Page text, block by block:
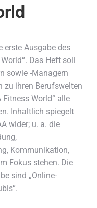
erste Ausgabe des
Das Heft soll
sowie -Managern
zu ihren Berufswelten
Fitness World“ alle
Inhaltlich spiegelt
wider; u. a. die
Kommunikation,
Fokus stehen. Die
sind „Online-